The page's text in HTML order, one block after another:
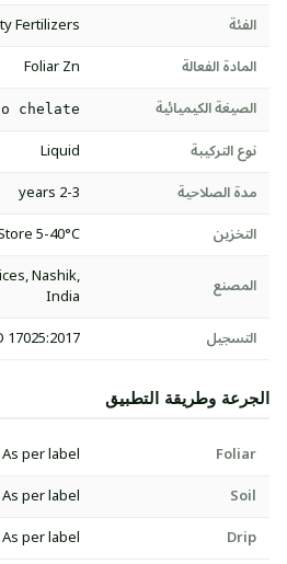
الفئة
Fertilizers
المادة الفعالة
Foliar Zn
الصيغة الكيميائية
chelate
نوع التركيبة
Liquid
مدة الصلاحية
2-3 years
التخزين
5-40°C
المصنع
Nashik,
India
التسجيل
الجرعة وطريقة التطبيق
Foliar
As per label
Soil
As per label
Drip
As per label